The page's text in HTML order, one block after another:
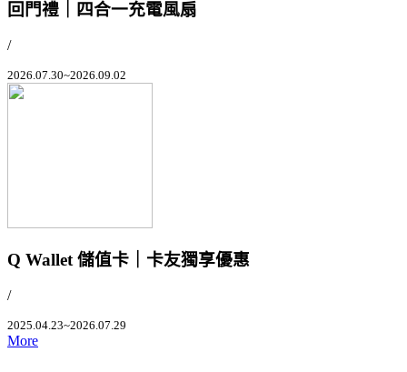
回門禮｜四合一充電風扇
/
2026.07.30~2026.09.02
Q Wallet 儲值卡｜卡友獨享優惠
/
2025.04.23~2026.07.29
More